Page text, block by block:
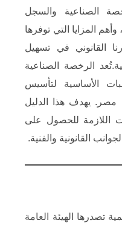
الصناعية والسجل
المزايا التي توفرها
القانوني في تسهيل
الرخصة الصناعية
الأساسية لتأسيس
يهدف هذا الدليل
اللازمة للحصول على
القانونية والفنية.​
تصدرها الهيئة العامة